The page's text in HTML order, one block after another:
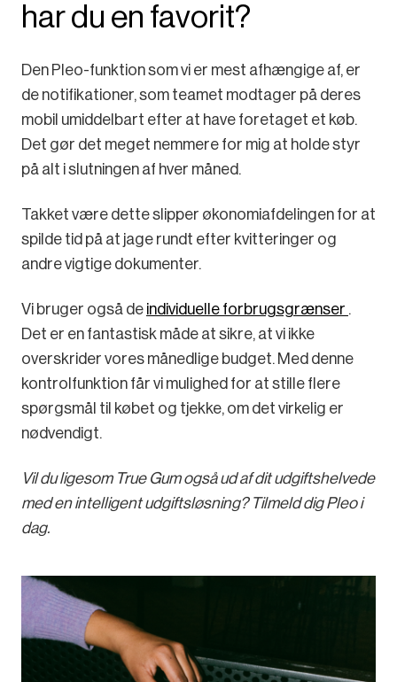
har du en favorit?
Den Pleo-funktion som vi er mest afhængige af, er
de notifikationer, som teamet modtager på deres
mobil umiddelbart efter at have foretaget et køb.
Det gør det meget nemmere for mig at holde styr
på alt i slutningen af ​​hver måned.
Takket være dette slipper økonomiafdelingen for at
spilde tid på at jage rundt efter kvitteringer og
andre vigtige dokumenter.
Vi bruger også de individuelle forbrugsgrænser .
Det er en fantastisk måde at sikre, at vi ikke
overskrider vores månedlige budget. Med denne
kontrolfunktion får vi mulighed for at stille flere
spørgsmål til købet og tjekke, om det virkelig er
nødvendigt.
Vil du ligesom True Gum også ud af dit udgiftshelvede
med en intelligent udgiftsløsning? Tilmeld dig Pleo i
dag.